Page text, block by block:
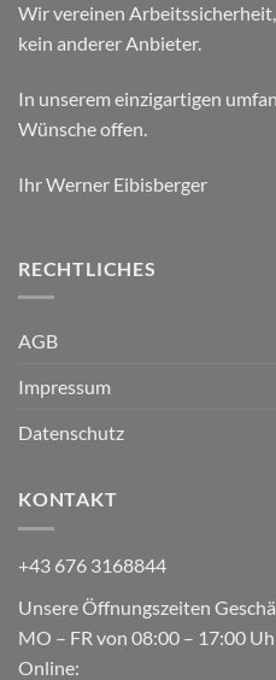
Wir vereinen
kein anderer Anbieter.
In unserem einzigartigen
Wünsche offen.
Ihr Werner Eibisberger
RECHTLICHES
AGB
Impressum
Datenschutz
KONTAKT
+43 676 3168844
Unsere Öffnungszeiten
MO – FR von 08:00 – 17:00
Online: